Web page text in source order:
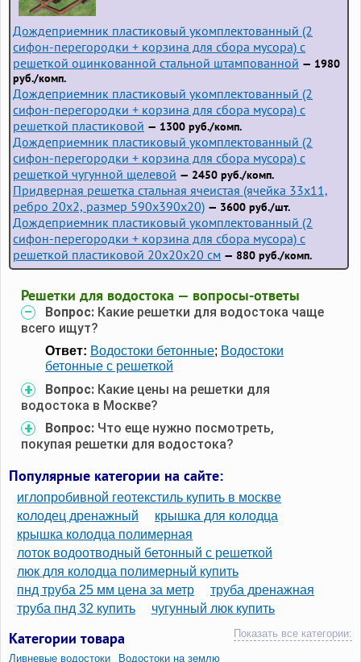
Дождеприемник пластиковый укомплектованный (2
сифон-перегородки + корзина для сбора мусора) с
решеткой оцинкованной стальной штампованной — 1980
руб./комп.
Дождеприемник пластиковый укомплектованный (2
сифон-перегородки + корзина для сбора мусора) с
решеткой пластиковой — 1300 руб./комп.
Дождеприемник пластиковый укомплектованный (2
сифон-перегородки + корзина для сбора мусора) с
решеткой чугунной щелевой — 2450 руб./комп.
Придверная решетка стальная ячеистая (ячейка 33x11,
ребро 20x2, размер 590x390x20) — 3600 руб./шт.
Дождеприемник пластиковый укомплектованный (2
сифон-перегородки + корзина для сбора мусора) с
решеткой пластиковой 20х20х20 см — 880 руб./комп.
Решетки для водостока — вопросы-ответы
Вопрос: Какие решетки для водостока чаще
всего ищут?
Ответ: Водостоки бетонные; Водостоки
бетонные с решеткой
Вопрос: Какие цены на решетки для
водостока в Москве?
Вопрос: Что еще нужно посмотреть,
покупая решетки для водостока?
Популярные категории на сайте:
иглопробивной геотекстиль купить в москве
колодец дренажный
крышка для колодца
крышка колодца полимерная
лоток водоотводный бетонный с решеткой
люк для колодца полимерный купить
пнд труба 25 мм цена за метр
труба дренажная
труба пнд 32 купить
чугунный люк купить
Категории товара Показать все категории:
Ливневые водостоки Водостоки на землю